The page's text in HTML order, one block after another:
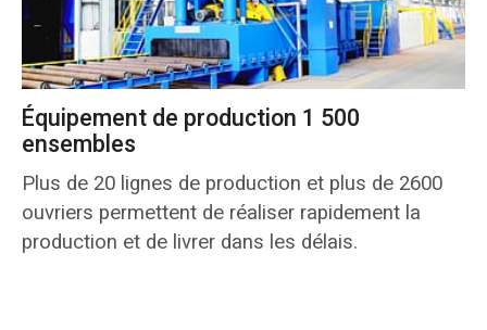
Équipement de production 1 500
ensembles
Plus de 20 lignes de production et plus de 2600
ouvriers permettent de réaliser rapidement la
production et de livrer dans les délais.